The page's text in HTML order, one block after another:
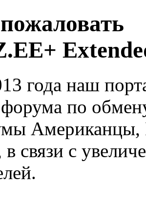
года наш
по
связи с